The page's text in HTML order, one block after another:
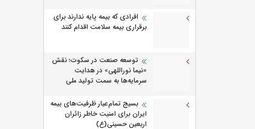
افرادی که بیمه پایه ندارند برای
برقراری بیمه سلامت اقدام کنند
توسعه صنعت در سکوت؛ نقش
«نیما نوراللهی» در هدایت
سرمایه‌ها به سمت تولید ملی
بسیج تمام‌عیار ظرفیت‌های بیمه
ایران برای امنیت خاطر زائران
اربعین حسینی(ع)